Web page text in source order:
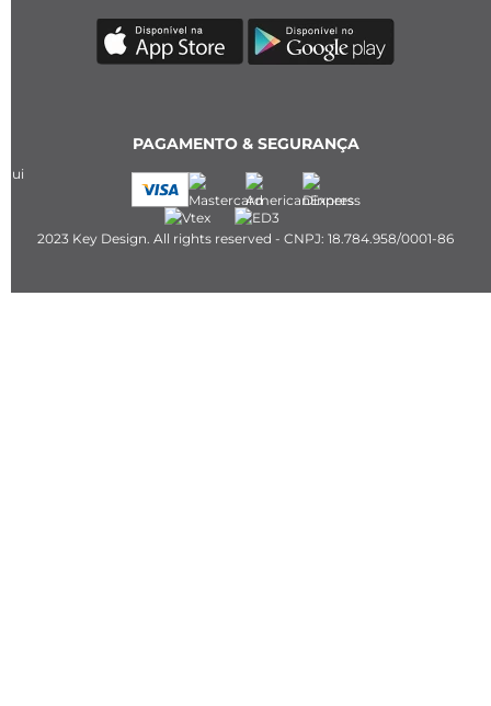
PAGAMENTO & SEGURANÇA
2023 Key Design. All rights reserved - CNPJ: 18.784.958/0001-86